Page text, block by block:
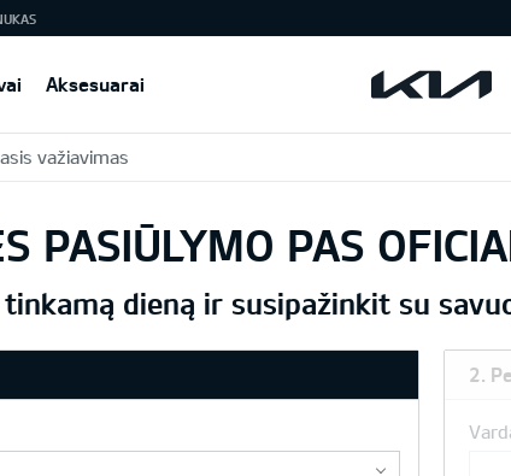
Aksesuarai
važiavimas
PASIŪLYMO PAS
dieną ir susipažinkit su
2.